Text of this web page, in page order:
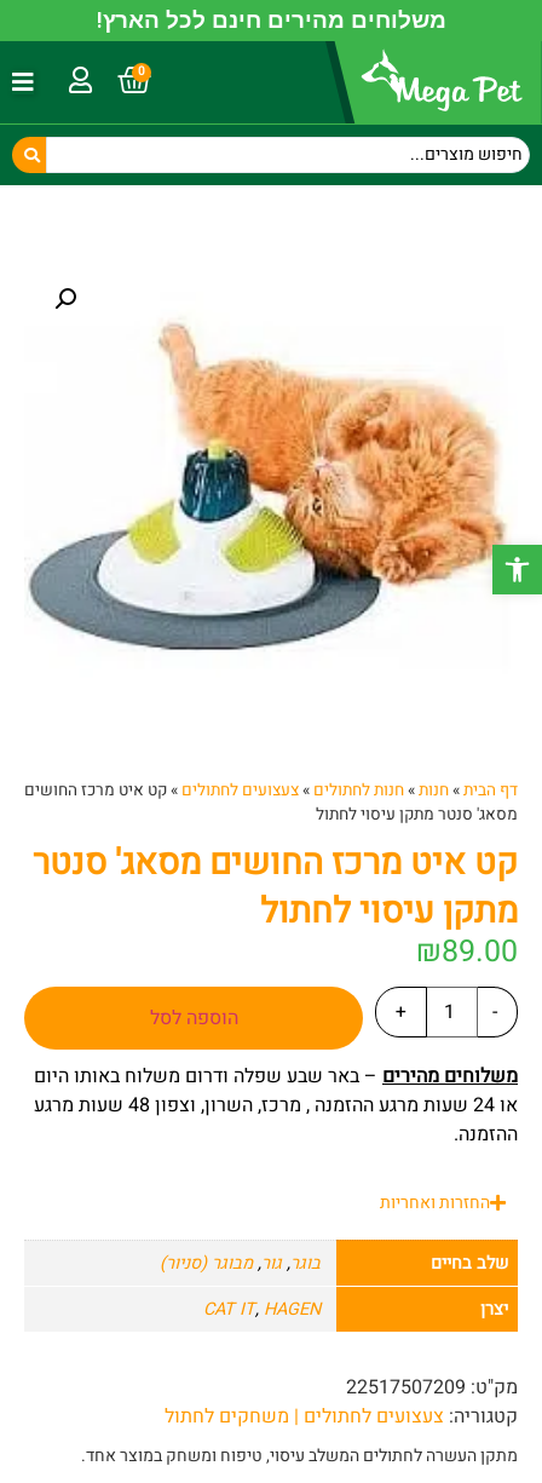
פתח סרגל נגישות
משלוחים מהירים חינם לכל הארץ!
0
דף הבית»חנות»חנות לחתולים »צעצועים לחתולים »קט איט מרכז החושים
מסאג' סנטר מתקן עיסוי לחתול
קט איט מרכז החושים מסאג' סנטר
מתקן עיסוי לחתול
₪89.00
-
+
הוספה לסל
משלוחים מהירים – באר שבע שפלה ודרום משלוח באותו היום
או 24 שעות מרגע ההזמנה , מרכז, השרון, וצפון 48 שעות מרגע
ההזמנה.
החזרות ואחריות
שלב בחיים בוגר,גור,מבוגר (סניור)
יצרן
CAT IT, HAGEN
מק"ט: 22517507209
קטגוריה: צעצועים לחתולים | משחקים לחתול
מתקן העשרה לחתולים המשלב עיסוי, טיפוח ומשחק במוצר אחד.